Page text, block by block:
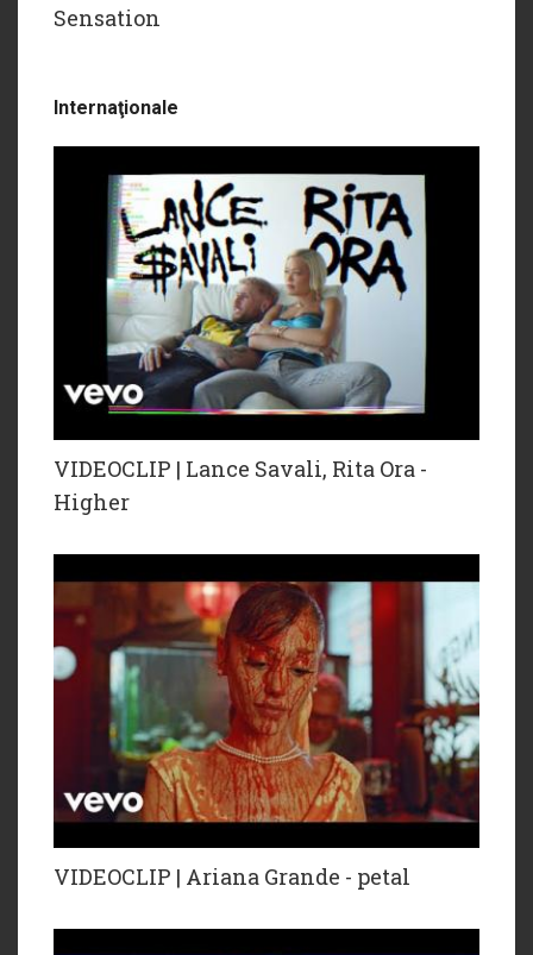
Sensation
Internaţionale
VIDEOCLIP | Lance Savali, Rita Ora -
Higher
VIDEOCLIP | Ariana Grande - petal